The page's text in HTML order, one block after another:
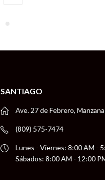
SANTIAGO
Ave. 27 de Febrero,
(809) 575-7474
Lunes - Viernes: 8:00 AM -
Sábados: 8:00 AM - 12:00